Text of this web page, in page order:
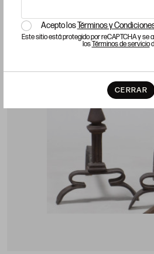
Acepto losTérminos y
Este sitio está protegido por reCAPTCHA y se
losTérminos de servicio
CERRAR
LOTE 473